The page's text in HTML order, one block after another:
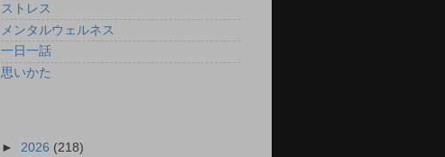
ストレス
メンタルウェルネス
一日一話
思いかた
► 2026 (218)